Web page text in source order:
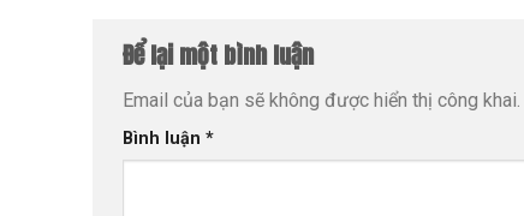
Để lại một bình luận
Email của bạn sẽ không được hiển thị công khai.
Bình luận *